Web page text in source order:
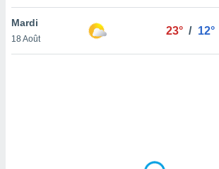
à
en
le
Mardi
18 Août
23° / 12°